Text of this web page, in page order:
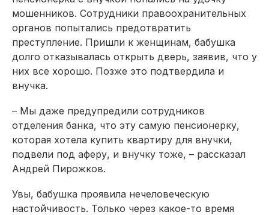
мошенников. Сотрудники правоохранительных
органов попытались предотвратить
преступление. Пришли к женщинам, бабушка
долго отказывалась открыть дверь, заявив, что у
них все хорошо. Позже это подтвердила и
внучка.
– Мы даже предупредили сотрудников
отделения банка, что эту самую пенсионерку,
которая хотела купить квартиру для внучки,
подвели под аферу, и внучку тоже, – рассказал
Андрей Пирожков.
Увы, бабушка проявила нечеловеческую
настойчивость. Только через какое-то время